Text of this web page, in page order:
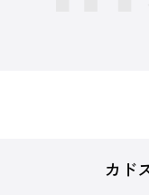
カド